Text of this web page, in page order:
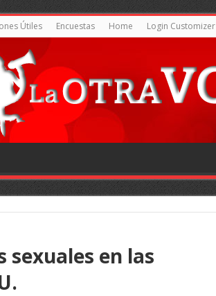
Útiles Encuestas Home Login Customizer
sexuales en las